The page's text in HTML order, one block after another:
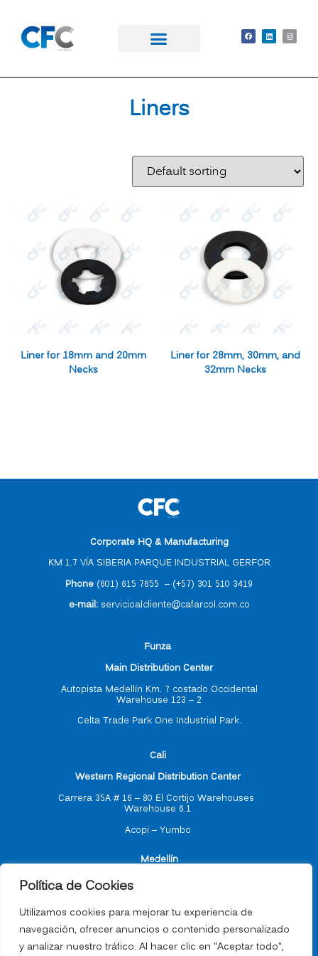
Política de Cookies
Utilizamos cookies para mejorar tu experiencia de
navegación, ofrecer anuncios o contenido personalizado
y analizar nuestro tráfico. Al hacer clic en "Aceptar todo",
Liners
Liner for 18mm and 20mm
Necks
Liner for 28mm, 30mm, and
32mm Necks
Corporate HQ & Manufacturing
KM 1.7 VÍA SIBERIA PARQUE INDUSTRIAL GERFOR
Phone (601) 615 7655 – (+57) 301 510 3419
e-mail:servicioalcliente@cafarcol.com.co
Funza
Main Distribution Center
Autopista Medellín Km. 7 costado Occidental
Warehouse 123 – 2
Celta Trade Park One Industrial Park.
Cali
Western Regional Distribution Center
Carrera 35A # 16 – 80 El Cortijo Warehouses
Warehouse 6.1
Acopi – Yumbo
Medellín
Carrera 55 # 77 -17